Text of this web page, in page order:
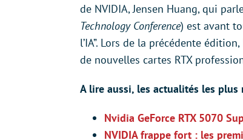
de NVIDIA, Jensen Huang, qui
Technology Conference) est avant
l’IA”. Lors de la précédente
de nouvelles cartes RTX
A lire aussi, les actualités les
Nvidia GeForce RTX 5070
NVIDIA frappe fort : les